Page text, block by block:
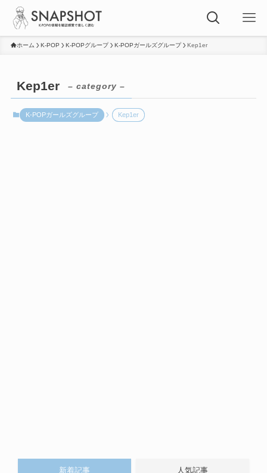
ホーム K-POP K-POPグループ K-POPガールズグループ Kep1er
Kep1er – category –
K-POPガールズグループ Kep1er
新着記事 人気記事